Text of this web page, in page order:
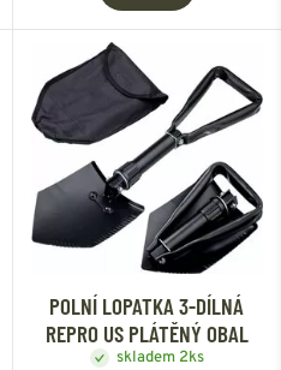
POLNÍ LOPATKA 3-DÍLNÁ
REPRO US PLÁTĚNÝ OBAL
skladem 2ks